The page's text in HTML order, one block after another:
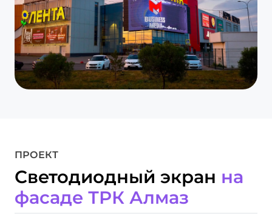
ПРОЕКТ
Светодиодный экран на
фасаде ТРК Алмаз